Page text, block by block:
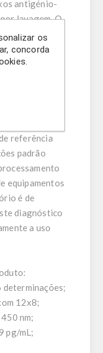
antigénio-
lavagem. O
detectado por
peroxidase
em
de onda de
amostras
referência
padrão
equipamentos
é de
diagnóstico
a uso
12x8;
nm;
pg/mL;
os
concorda